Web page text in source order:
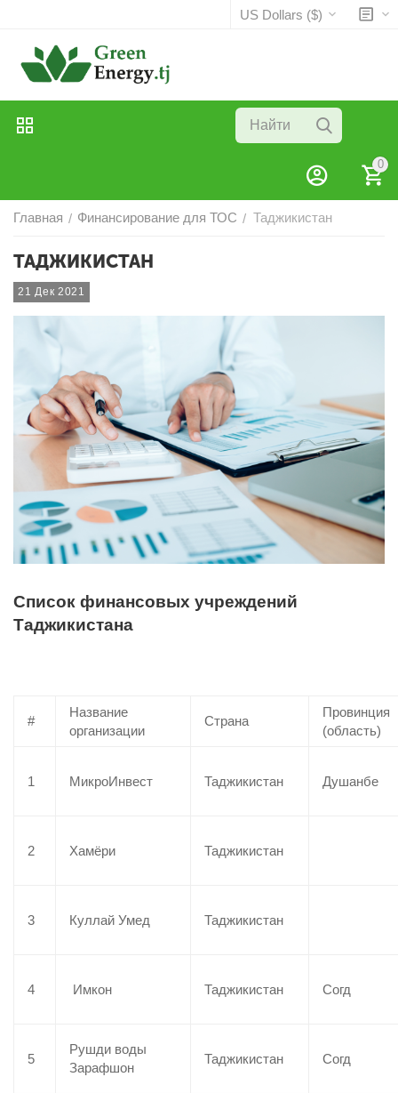
US Dollars ($)
0
Главная / Финансирование для ТОС / Таджикистан
ТАДЖИКИСТАН
21 Дек 2021
Список финансовых учреждений
Таджикистана
#
Название
организации
Страна
Провинция
(область)
1 МикроИнвест Таджикистан Душанбе
2 Хамёри Таджикистан
3 Куллай Умед Таджикистан
4 Имкон Таджикистан Согд
5
Рушди воды
Зарафшон
Таджикистан Согд